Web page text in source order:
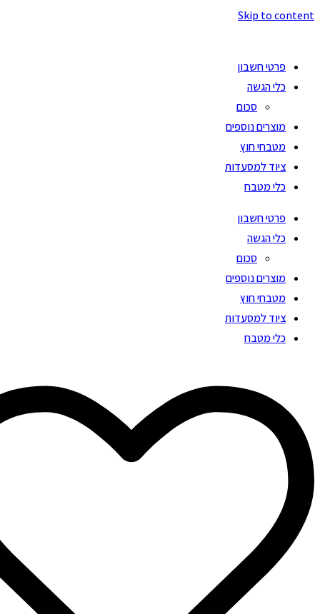
Skip to content
פרטי חשבון
כלי הגשה
סכום
מוצרים נוספים
מטבחי חוץ
ציוד למסעדות
כלי מטבח
פרטי חשבון
כלי הגשה
סכום
מוצרים נוספים
מטבחי חוץ
ציוד למסעדות
כלי מטבח